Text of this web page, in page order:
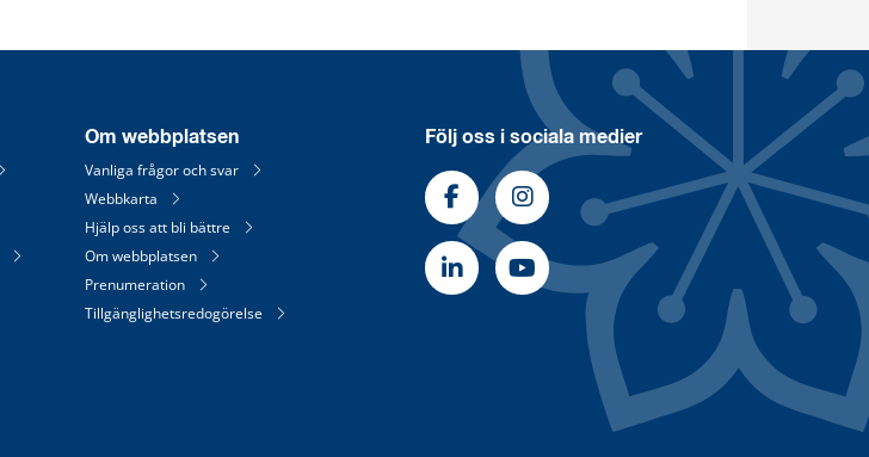
Om webbplatsen
Vanliga frågor och svar
Webbkarta
Hjälp oss att bli bättre
Om webbplatsen
Prenumeration
Tillgänglighetsredogörelse
Följ oss i sociala medier